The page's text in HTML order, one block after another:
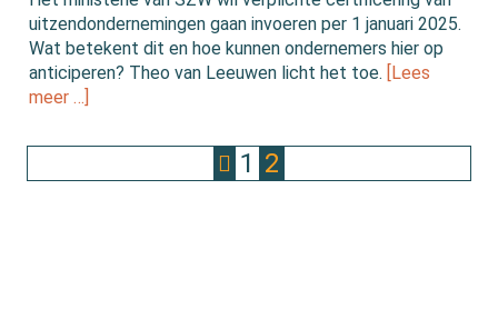
uitzendondernemingen gaan invoeren per 1 januari 2025.
Wat betekent dit en hoe kunnen ondernemers hier op
anticiperen? Theo van Leeuwen licht het toe. [Lees
meer …]
1 2